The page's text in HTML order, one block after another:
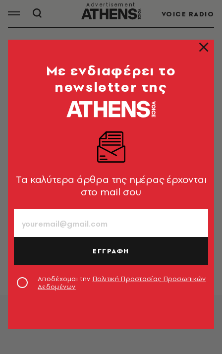
VOICE RADIO
ΙΟΡΔΑΝΙΑ
ΟΛΑ ΤΑ ΑΡΘΡΑ ΤΟΥ TAG
ΚΟΣΜΟΣ
λεωφορείου με ξεναγούς
Newsroom
ΚΟΣΜΟΣ
Γιατί η Ιορδανία ρίχνει στον βυθό
ελικόπτερα και τεθωρακισμένα
Newsroom
Mε ενδιαφέρει το
newsletter της
Tα καλύτερα άρθρα της ημέρας έρχονται
στο mail σου
ΕΓΓΡΑΦΗ
Αποδέχομαι την Πολιτική Προστασίας Προσωπικών
Δεδομένων